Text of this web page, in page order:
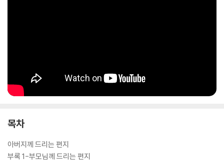
목차
아버지께 드리는 편지
부록 1-부모님께 드리는 편지